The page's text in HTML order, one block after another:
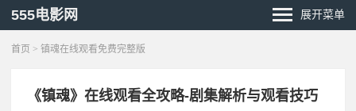
555电影网 展开菜单
首页 > 镇魂在线观看免费完整版
《镇魂》在线观看全攻略-剧集解析与观看技巧